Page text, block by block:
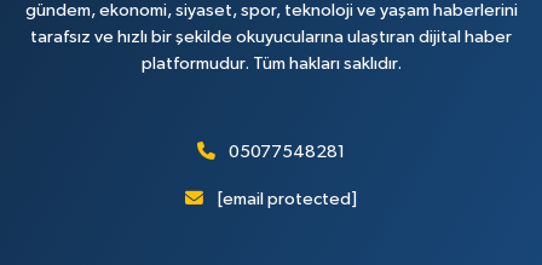
gündem, ekonomi, siyaset, spor, teknoloji ve yaşam haberlerini
tarafsız ve hızlı bir şekilde okuyucularına ulaştıran dijital haber
platformudur. Tüm hakları saklıdır.
05077548281
[email protected]